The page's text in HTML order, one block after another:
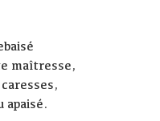
maîtresse,
apaisé.